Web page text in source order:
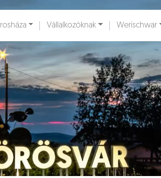
Vállalkozóknak Werischwar
Dokumentumok [